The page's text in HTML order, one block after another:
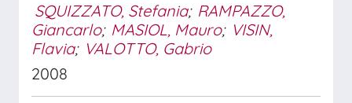
SQUIZZATO, Stefania; RAMPAZZO,
Giancarlo; MASIOL, Mauro; VISIN,
Flavia; VALOTTO, Gabrio
2008